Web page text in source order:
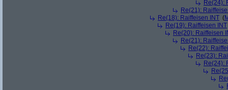
Re(24):
Re(21):
Re(18): Raiffeisen INT (
Re(19): Raiffeisen INT
Re(20): Raiffeisen
Re(21):
Re(22):
Re(23):
Re(24):